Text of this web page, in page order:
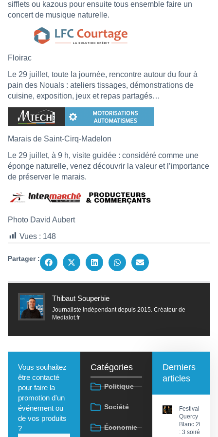
sifflets ou kazous pour ensuite tous ensemble faire un
concert de musique naturelle.
Floirac
Le 29 juillet, toute la journée, rencontre autour du four à
pain des Nouals : ateliers tissages, démonstrations de
cuisine, exposition, jeux et repas partagés…
Marais de Saint-Cirq-Madelon
Le 29 juillet, à 9 h, visite guidée : considéré comme une
éponge naturelle, venez découvrir la valeur et l’importance
de préserver le marais.
Photo David Aubert
Vues : 148
Partager :
Thibaut Souperbie
Journaliste indépendant depuis 2015. Créateur de
Medialot.fr
Vous souhaitez
être contacté
pour faire la
promotion d'un
événement ou
de vos produits
?
Catégories
Politique
Société
Économie
Derniers
articles
Festival du
Quercy
Blanc 2026
: 3 soirées